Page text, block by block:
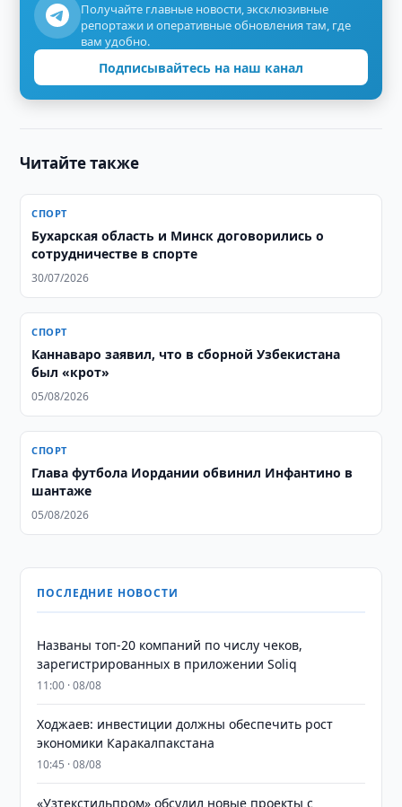
Получайте главные новости, эксклюзивные
репортажи и оперативные обновления там, где
вам удобно.
Подписывайтесь на наш канал
Читайте также
СПОРТ
Бухарская область и Минск договорились о
сотрудничестве в спорте
30/07/2026
СПОРТ
Каннаваро заявил, что в сборной Узбекистана
был «крот»
05/08/2026
СПОРТ
Глава футбола Иордании обвинил Инфантино в
шантаже
05/08/2026
ПОСЛЕДНИЕ НОВОСТИ
Названы топ-20 компаний по числу чеков,
зарегистрированных в приложении Soliq
11:00 · 08/08
Ходжаев: инвестиции должны обеспечить рост
экономики Каракалпакстана
10:45 · 08/08
«Узтекстильпром» обсудил новые проекты с